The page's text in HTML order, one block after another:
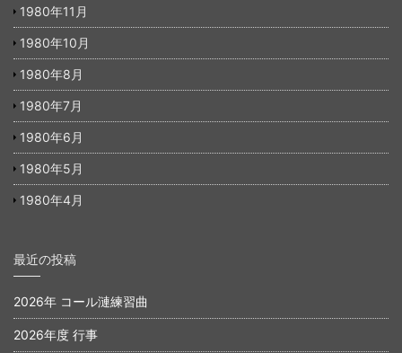
1980年11月
1980年10月
1980年8月
1980年7月
1980年6月
1980年5月
1980年4月
最近の投稿
2026年 コール漣練習曲
2026年度 行事